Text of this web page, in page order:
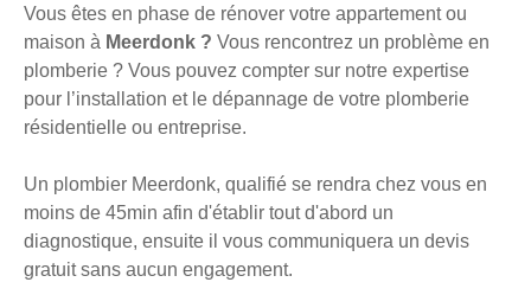
Vous êtes en phase de rénover votre appartement ou
maison à Meerdonk ? Vous rencontrez un problème en
plomberie ? Vous pouvez compter sur notre expertise
pour l’installation et le dépannage de votre plomberie
résidentielle ou entreprise.
Un plombier Meerdonk, qualifié se rendra chez vous en
moins de 45min afin d'établir tout d'abord un
diagnostique, ensuite il vous communiquera un devis
gratuit sans aucun engagement.